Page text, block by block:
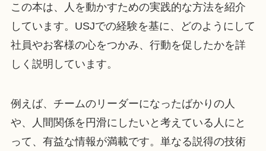
この本は、人を動かすための実践的な方法を紹介
しています。USJでの経験を基に、どのようにして
社員やお客様の心をつかみ、行動を促したかを詳
しく説明しています。
例えば、チームのリーダーになったばかりの人
や、人間関係を円滑にしたいと考えている人にと
って、有益な情報が満載です。単なる説得の技術